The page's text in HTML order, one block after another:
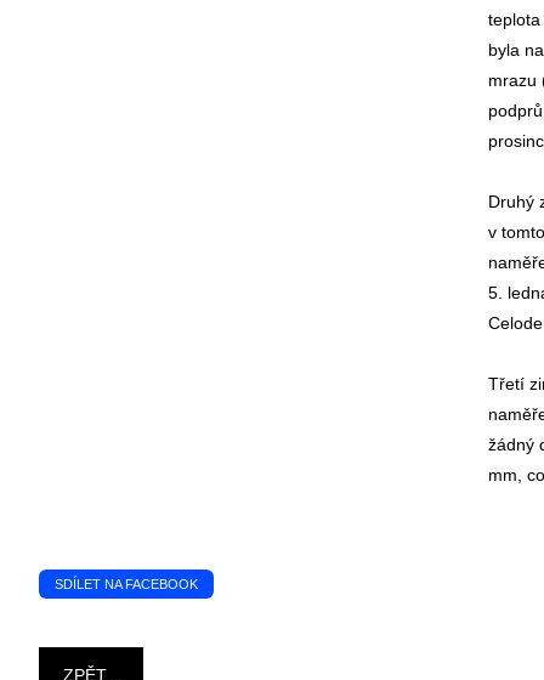
teplota
byla
mrazu
Druhý
v
5.
Třetí
žádný
mm,
SDÍLET NA FACEBOOK
ZPĚT...